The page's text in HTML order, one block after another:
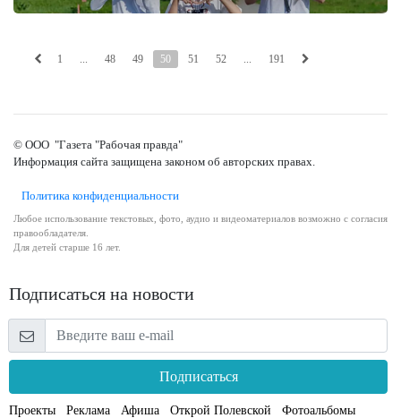
1 ... 48 49 50 51 52 ... 191
© ООО "Газета "Рабочая правда"
Информация сайта защищена законом об авторских правах.
Политика конфиденциальности
Любое использование текстовых, фото, аудио и видеоматериалов возможно с согласия
правообладателя.
Для детей старше 16 лет.
Подписаться на новости
Подписаться
Проекты Реклама Афиша Открой Полевской Фотоальбомы